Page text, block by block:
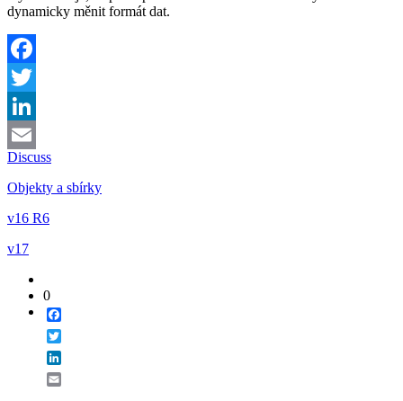
dynamicky měnit formát dat.
Facebook
Twitter
LinkedIn
Email
Discuss
Objekty a sbírky
v16 R6
v17
0